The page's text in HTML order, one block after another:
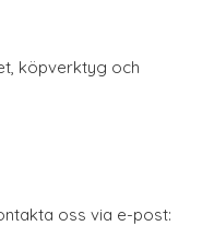
köpverktyg och
oss via e-post: